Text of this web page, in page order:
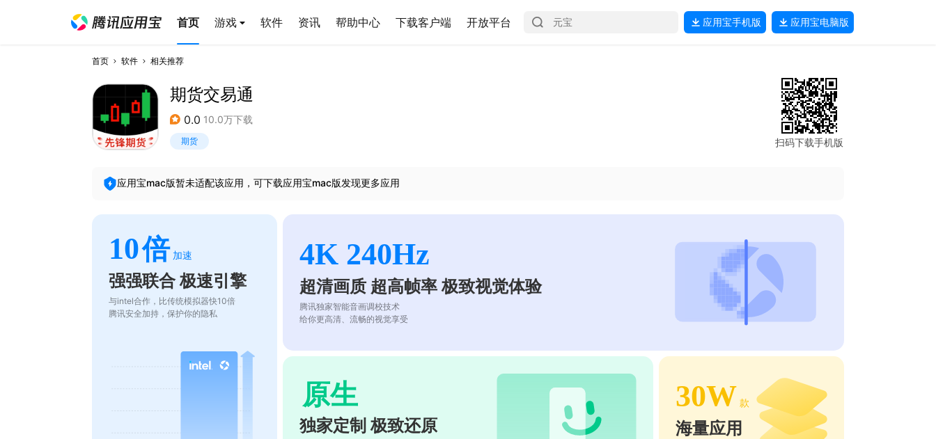
首页 游戏 软件 资讯 帮助中心 下载客户端 开放平台 应用宝手机版 应用宝电脑版
首页 软件 相关推荐
期货交易通
0.0 10.0万下载
期货 扫码下载手机版
应用宝mac版暂未适配该应用，可下载应用宝mac版发现更多应用
10倍 加速
强强联合 极速引擎
与intel合作，比传统模拟器快10倍
腾讯安全加持，保护你的隐私
4K 240Hz
超清画质 超高帧率 极致视觉体验
腾讯独家智能音画调校技术
给你更高清、流畅的视觉享受
原生
独家定制 极致还原
30W 款
海量应用